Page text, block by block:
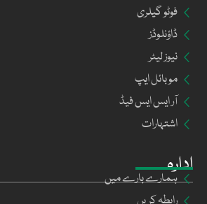
ادارہ
ہمارے بارے میں
فوٹو گیلری
ڈاؤنلوڈز
نیوز لیٹر
موبائل ایپ
آر ایس ایس فیڈ
اشتہارات